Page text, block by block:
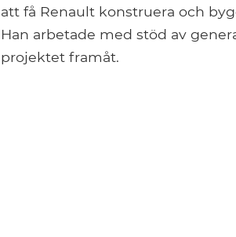
att få Renault konstruera och
Han arbetade med stöd av
projektet framåt.